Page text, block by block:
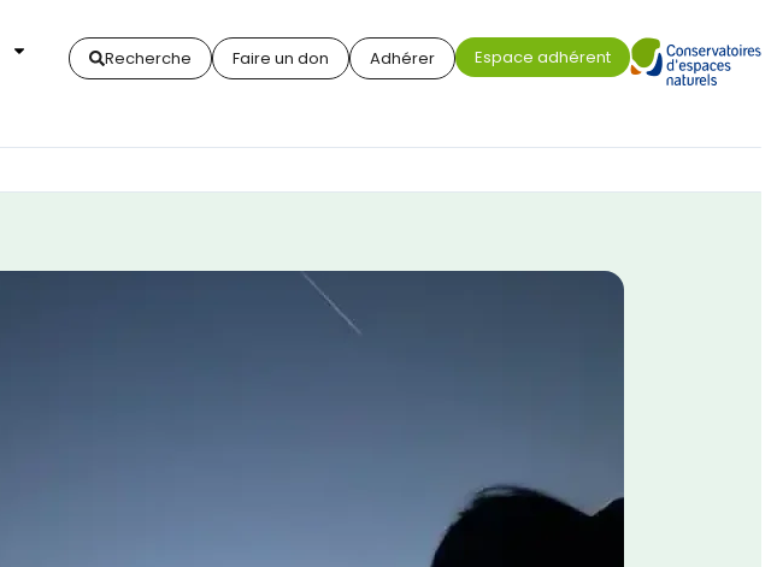
Recherche Faire un don Adhérer Espace adhérent